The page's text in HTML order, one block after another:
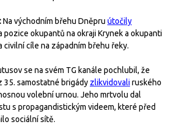
Na východním břehu Dněpru útočily
pozice okupantů na okraji Krynek a okupanti
civilní cíle na západním břehu řeky.
se na svém TG kanále pochlubil, že
35. samostatné brigády zlikvidovaliruského
volební urnou. Jeho mrtvolu dal
s propagandistickým videem, které před
sociální sítě.